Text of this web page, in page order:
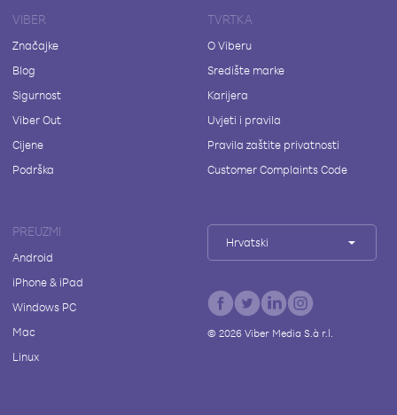
VIBER
Značajke
Blog
Sigurnost
Viber Out
Cijene
Podrška
TVRTKA
O Viberu
Središte marke
Karijera
Uvjeti i pravila
Pravila zaštite privatnosti
Customer Complaints Code
PREUZMI
Android
iPhone & iPad
Windows PC
Mac
Linux
Hrvatski
© 2026Viber Media S.à r.l.